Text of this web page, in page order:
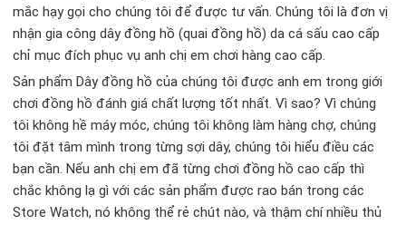
mắc hạy gọi cho chúng tôi để được tư vấn. Chúng tôi là đơn vị
nhận gia công dây đồng hồ (quai đồng hồ) da cá sấu cao cấp
chỉ mục đích phục vụ anh chị em chơi hàng cao cấp.
Sản phẩm Dây đồng hồ của chúng tôi được anh em trong giới
chơi đồng hồ đánh giá chất lượng tốt nhất. Vì sao? Vì chúng
tôi không hề máy móc, chúng tôi không làm hàng chợ, chúng
tôi đặt tâm mình trong từng sợi dây, chúng tôi hiểu điều các
bạn cần. Nếu anh chị em đã từng chơi đồng hồ cao cấp thì
chắc không lạ gì với các sản phẩm được rao bán trong các
Store Watch, nó không thể rẻ chút nào, và thậm chí nhiều thủ